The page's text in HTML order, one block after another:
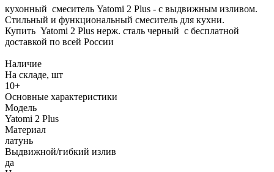
кухонный смеситель Yatomi 2 Plus - с выдвижным изливом.
Стильный и функциональный смеситель для кухни.
Купить Yatomi 2 Plus нерж. сталь черный с бесплатной
доставкой по всей России
Наличие
На складе, шт
10+
Основные характеристики
Модель
Yatomi 2 Plus
Материал
латунь
Выдвижной/гибкий излив
да